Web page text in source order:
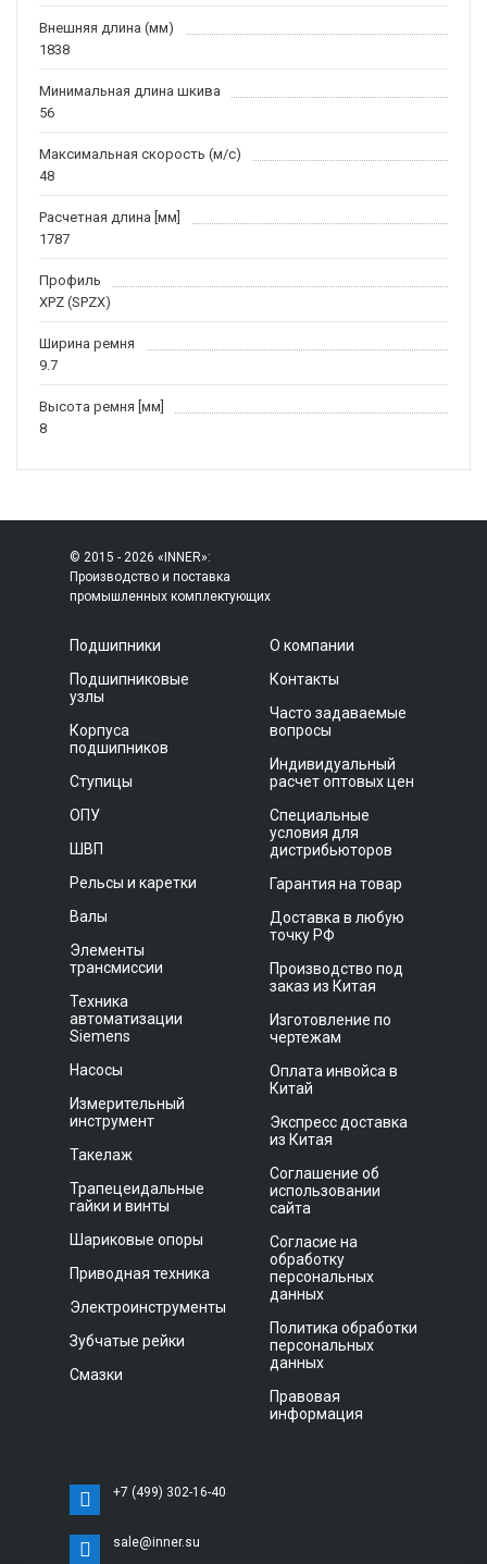
Внешняя длина (мм)
1838
Минимальная длина шкива
56
Максимальная скорость (м/c)
48
Расчетная длина [мм]
1787
Профиль
XPZ (SPZX)
Ширина ремня
9.7
Высота ремня [мм]
8
© 2015 - 2026 «INNER»:
Производство и поставка
промышленных комплектующих
Подшипники
Подшипниковые
узлы
Корпуса
подшипников
Ступицы
ОПУ
ШВП
Рельсы и каретки
Валы
Элементы
трансмиссии
Техника
автоматизации
Siemens
Насосы
Измерительный
инструмент
Такелаж
Трапецеидальные
гайки и винты
Шариковые опоры
Приводная техника
Электроинструменты
Зубчатые рейки
Смазки
О компании
Контакты
Часто задаваемые
вопросы
Индивидуальный
расчет оптовых цен
Специальные
условия для
дистрибьюторов
Гарантия на товар
Доставка в любую
точку РФ
Производство под
заказ из Китая
Изготовление по
чертежам
Оплата инвойса в
Китай
Экспресс доставка
из Китая
Соглашение об
использовании
сайта
Согласие на
обработку
персональных
данных
Политика обработки
персональных
данных
Правовая
информация
+7 (499) 302-16-40
sale@inner.su